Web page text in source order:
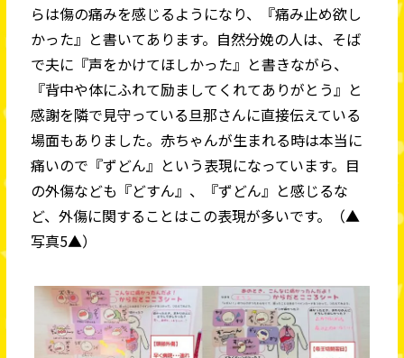
らは傷の痛みを感じるようになり、『痛み止め欲し
かった』と書いてあります。自然分娩の人は、そば
で夫に『声をかけてほしかった』と書きながら、
『背中や体にふれて励ましてくれてありがとう』と
感謝を隣で見守っている旦那さんに直接伝えている
場面もありました。赤ちゃんが生まれる時は本当に
痛いので『ずどん』という表現になっています。目
の外傷なども『どすん』、『ずどん』と感じるな
ど、外傷に関することはこの表現が多いです。（▲
写真5▲）